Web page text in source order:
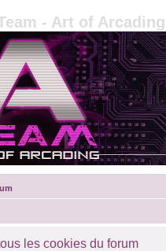
- Art of Arcading
les cookies du forum